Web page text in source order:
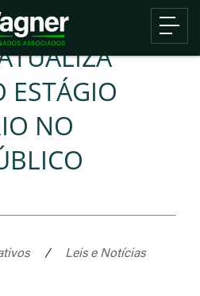
ESTÁGIO
NO
/
Leis e Notícias